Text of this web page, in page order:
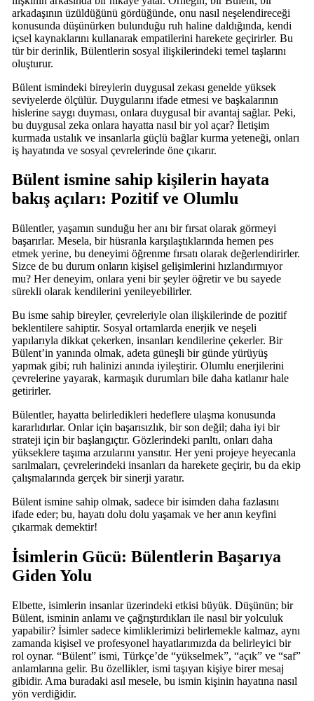
arkadaşının üzüldüğünü gördüğünde, onu nasıl neşelendireceği
konusunda düşünürken bulunduğu ruh haline daldığında, kendi
içsel kaynaklarını kullanarak empatilerini harekete geçirirler. Bu
tür bir derinlik, Bülentlerin sosyal ilişkilerindeki temel taşlarını
oluşturur.
Bülent ismindeki bireylerin duygusal zekası genelde yüksek
seviyelerde ölçülür. Duygularını ifade etmesi ve başkalarının
hislerine saygı duyması, onlara duygusal bir avantaj sağlar. Peki,
bu duygusal zeka onlara hayatta nasıl bir yol açar? İletişim
kurmada ustalık ve insanlarla güçlü bağlar kurma yeteneği, onları
iş hayatında ve sosyal çevrelerinde öne çıkarır.
Bülent ismine sahip kişilerin hayata
bakış açıları: Pozitif ve Olumlu
Bülentler, yaşamın sunduğu her anı bir fırsat olarak görmeyi
başarırlar. Mesela, bir hüsranla karşılaştıklarında hemen pes
etmek yerine, bu deneyimi öğrenme fırsatı olarak değerlendirirler.
Sizce de bu durum onların kişisel gelişimlerini hızlandırmıyor
mu? Her deneyim, onlara yeni bir şeyler öğretir ve bu sayede
sürekli olarak kendilerini yenileyebilirler.
Bu isme sahip bireyler, çevreleriyle olan ilişkilerinde de pozitif
beklentilere sahiptir. Sosyal ortamlarda enerjik ve neşeli
yapılarıyla dikkat çekerken, insanları kendilerine çekerler. Bir
Bülent’in yanında olmak, adeta güneşli bir günde yürüyüş
yapmak gibi; ruh halinizi anında iyileştirir. Olumlu enerjilerini
çevrelerine yayarak, karmaşık durumları bile daha katlanır hale
getirirler.
Bülentler, hayatta belirledikleri hedeflere ulaşma konusunda
kararlıdırlar. Onlar için başarısızlık, bir son değil; daha iyi bir
strateji için bir başlangıçtır. Gözlerindeki parıltı, onları daha
yükseklere taşıma arzularını yansıtır. Her yeni projeye heyecanla
sarılmaları, çevrelerindeki insanları da harekete geçirir, bu da ekip
çalışmalarında gerçek bir sinerji yaratır.
Bülent ismine sahip olmak, sadece bir isimden daha fazlasını
ifade eder; bu, hayatı dolu dolu yaşamak ve her anın keyfini
çıkarmak demektir!
İsimlerin Gücü: Bülentlerin Başarıya
Giden Yolu
Elbette, isimlerin insanlar üzerindeki etkisi büyük. Düşünün; bir
Bülent, isminin anlamı ve çağrıştırdıkları ile nasıl bir yolculuk
yapabilir? İsimler sadece kimliklerimizi belirlemekle kalmaz, aynı
zamanda kişisel ve profesyonel hayatlarımızda da belirleyici bir
rol oynar. “Bülent” ismi, Türkçe’de “yükselmek”, “açık” ve “saf”
anlamlarına gelir. Bu özellikler, ismi taşıyan kişiye birer mesaj
gibidir. Ama buradaki asıl mesele, bu ismin kişinin hayatına nasıl
yön verdiğidir.